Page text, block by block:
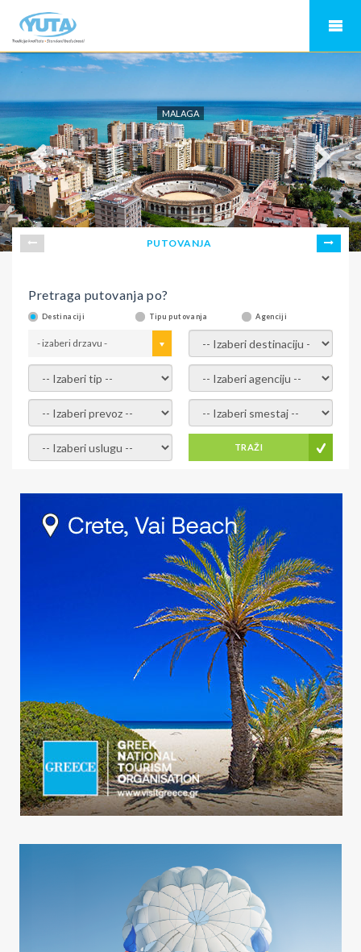
MALAGA
PUTOVANJA
Pretraga putovanja po?
Destinaciji Tipu putovanja Agenciji
- izaberi drzavu - - izaberi destinaciju -
- izaberi tip - - izaberi agenciju -
- izaberi prevoz - - Izaberite smestaj -
- Izaberite uslugu - TRAŽI